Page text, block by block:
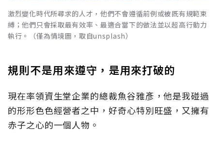
激烈變化時代所尋求的人才，他們不會遵循前例或被既有規範束
縛；他們只會採取最有效率、最適合當下的做法並以超高行動力
執行。（僅為情境圖，取自unsplash）
規則不是用來遵守，是用來打破的
現在率領資生堂企業的總裁魚谷雅彥，他是我碰過
的形形色色經營者之中，好奇心特別旺盛，又擁有
赤子之心的一個人物。